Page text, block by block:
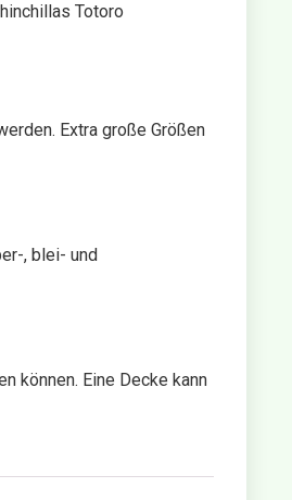
Totoro
Extra große Größen
, blei- und
können. Eine Decke kann